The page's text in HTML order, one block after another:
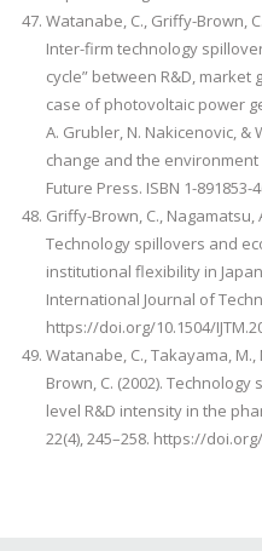
Watanabe, C., Griffy-Brown,
Inter-firm technology
cycle” between R&D,
case of photovoltaic power
A. Grubler, N. Nakicenovic, &
change and the environment
Future Press. ISBN 1-891853-
Griffy-Brown, C., Nagamatsu,
Technology spillovers and
institutional flexibility in
International Journal of
https://doi.org/10.1504/
Watanabe, C., Takayama,
Brown, C. (2002).
level R&D intensity in the
22(4), 245–258. https://